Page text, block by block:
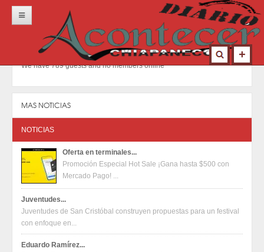
Portada
Locales
Municipios
Nacional
Deportes
Contacto
We have 789 guests and no members online
MAS NOTICIAS
NOTICIAS
Oferta en terminales...
Promoción Especial Hot Sale ¡Gana hasta $500 con
Mercado Pago! ...
Juventudes...
Juventudes de San Cristóbal construyen propuestas para un festival
con enfoque en...
Eduardo Ramírez...